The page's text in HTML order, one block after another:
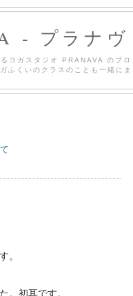
- プラナ
ヨガスタジオ PRANAVA のブロ
ふくいのクラスのことも一緒に
。
。初耳です。